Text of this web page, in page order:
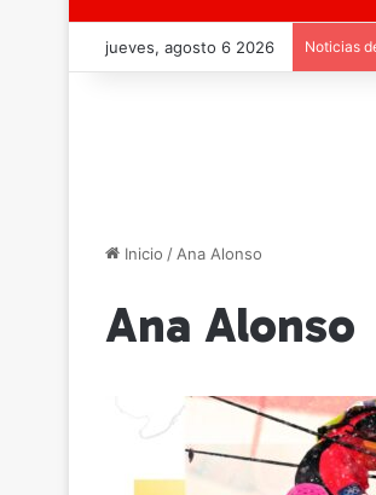
jueves, agosto 6 2026 Noticias
Inicio / Ana Alonso
Ana Alonso